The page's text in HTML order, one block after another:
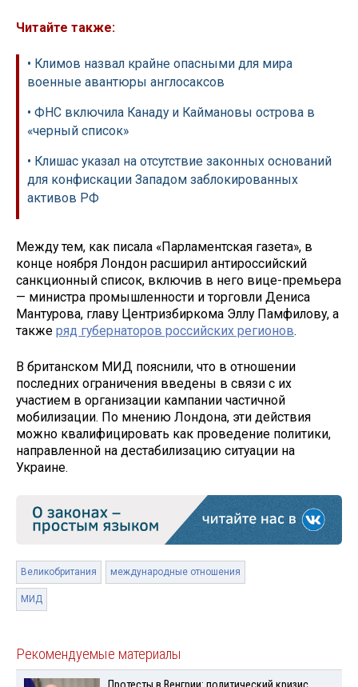
Читайте также:
• Климов назвал крайне опасными для мира
военные авантюры англосаксов
• ФНС включила Канаду и Каймановы острова в
«черный список»
• Клишас указал на отсутствие законных оснований
для конфискации Западом заблокированных
активов РФ
Между тем, как писала «Парламентская газета», в
конце ноября Лондон расширил антироссийский
санкционный список, включив в него вице-премьера
— министра промышленности и торговли Дениса
Мантурова, главу Центризбиркома Эллу Памфилову, а
также ряд губернаторов российских регионов.
В британском МИД пояснили, что в отношении
последних ограничения введены в связи с их
участием в организации кампании частичной
мобилизации. По мнению Лондона, эти действия
можно квалифицировать как проведение политики,
направленной на дестабилизацию ситуации на
Украине.
Великобритания международные отношения
МИД
Рекомендуемые материалы